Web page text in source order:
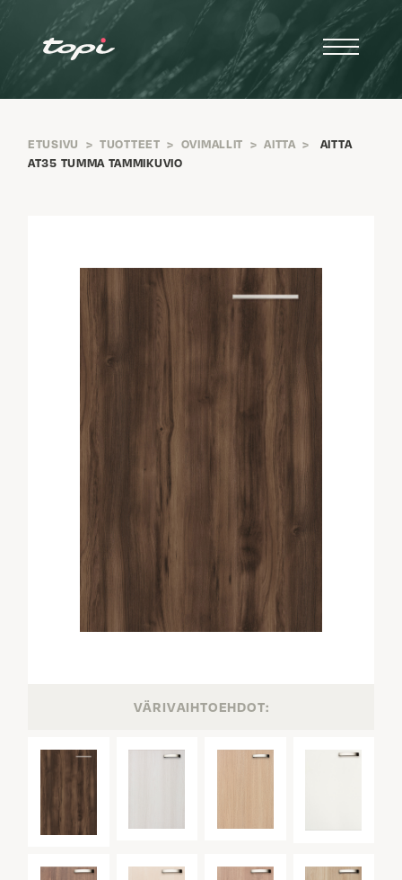
ETUSIVU > TUOTTEET > OVIMALLIT > AITTA >
AITTA
AT35 TUMMA TAMMIKUVIO
VÄRIVAIHTOEHDOT: